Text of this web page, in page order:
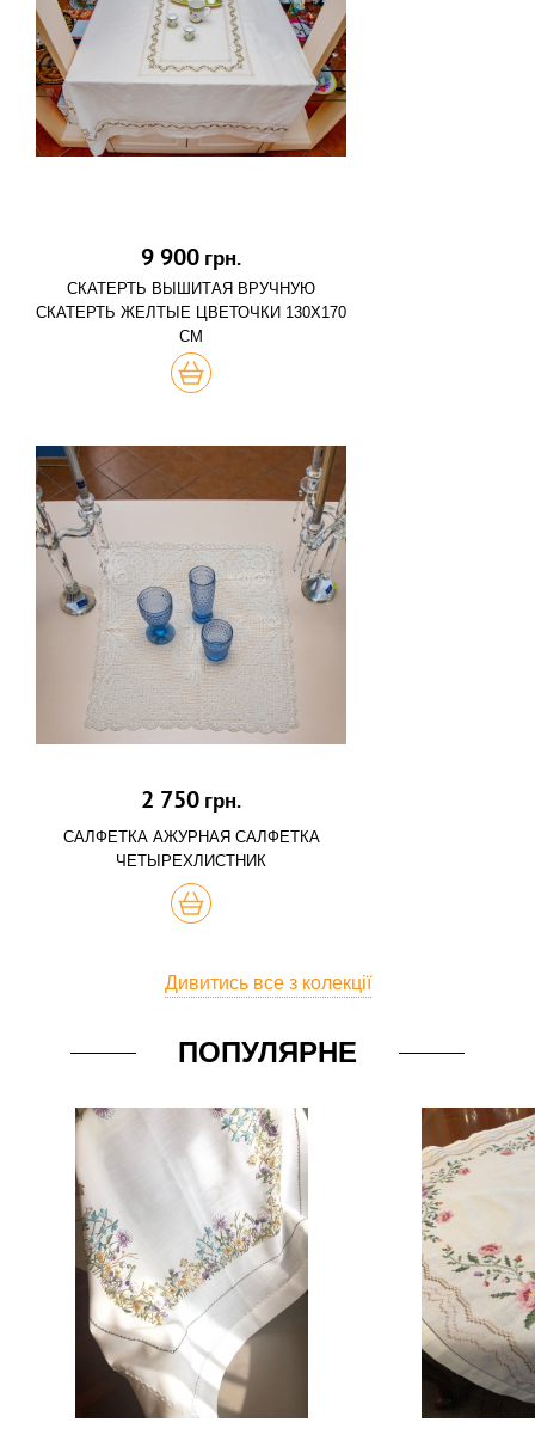
9 900 грн.
СКАТЕРТЬ ВЫШИТАЯ ВРУЧНУЮ
СКАТЕРТЬ ЖЕЛТЫЕ ЦВЕТОЧКИ 130Х170
СМ
КУПИТЬ
2 750 грн.
САЛФЕТКА АЖУРНАЯ САЛФЕТКА
ЧЕТЫРЕХЛИСТНИК
КУПИТЬ
Дивитись все з колекції
ПОПУЛЯРНЕ